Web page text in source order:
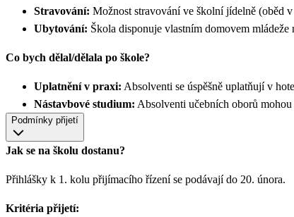
Stravování: Možnost stravování ve školní jídelně (oběd
Ubytování: Škola disponuje vlastním domovem
Co bych dělal/dělala po škole?
Uplatnění v praxi: Absolventi se úspěšně uplatňují v
Nástavbové studium: Absolventi učebních oborů
Podmínky přijetí
Jak se na školu dostanu?
Přihlášky k 1. kolu přijímacího řízení se podávají do 20. února.
Kritéria přijetí: